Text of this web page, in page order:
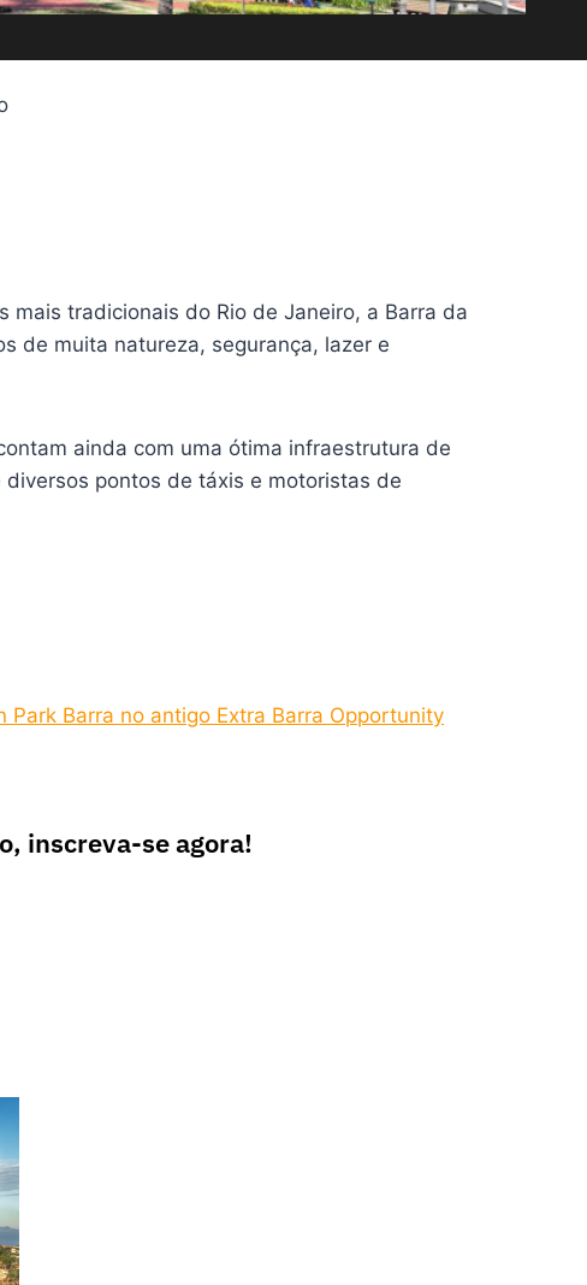
mais tradicionais do Rio de Janeiro, a Barra da
de muita natureza, segurança, lazer e
ainda com uma ótima infraestrutura de
pontos de táxis e motoristas de
Park Barra no antigo Extra Barra Opportunity
inscreva-se agora!